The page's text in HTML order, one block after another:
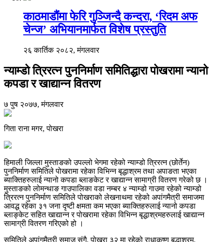
काठमाडौंमा फेरि गुञ्जिन्दै कन्दरा, ‘रिदम अफ
चेन्ज’ अभियानमार्फत विशेष प्रस्तुति
२६ कार्तिक २०८२, मंगलवार
न्याम्डो त्रिरत्न पुननिर्माण समितिद्धारा पोखरामा न्यानो
कपडा र खाद्यान्न वितरण
७ पुष २०७७, मंगलवार
गिता राना मगर, पोखरा
हिमाली जिल्ला मुस्ताङको उपल्लो भेगमा रहेको न्याम्डो त्रिरत्न (छोर्तेन)
पुननिर्माण समितिले पोखरामा रहेका विभिन्न बृद्धाश्रम तथा अपाङता भएका
ब्याक्तिहरुलाई न्यानो कपडा ब्लाङकेट र खाद्यान्न सामाग्री वितरण गरेको छ ।
मुस्ताङको लोमन्थाङ गाउपालिका वडा नम्बर ४ न्याम्डो गाउमा रहेको न्याम्डो
त्रिरत्न पुननिर्माण समितिले पोखराको लेखनाथमा रहेको अपांगमैत्री समाजमा
आवद्ध रहेका ३१ जना दृष्टी क्षमता कम भएका ब्याक्तिहरुलाई न्यानो कपडा
ब्लाङ्केट सहित खाद्यान्न र पोखरामा रहेका विभिन्न बृद्धाश्रमहरुलाई खाद्यान्न
सामाग्री वितरण गरिएको हो ।
समितिले अपांगमैत्री समाज संगै, पोखरा ३२ मा रहेको राधाकृष्ण बृद्धाश्रम,